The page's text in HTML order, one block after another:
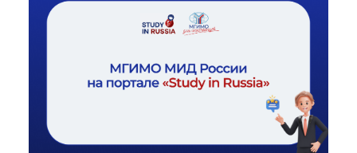
школами, а также российскими
агентствами;
Развивает взаимодействие с МИД России,